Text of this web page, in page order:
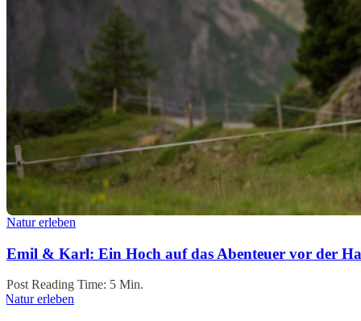
Natur erleben
Emil & Karl: Ein Hoch auf das Abenteuer vor der
Post Reading Time: 5 Min.
Natur erleben